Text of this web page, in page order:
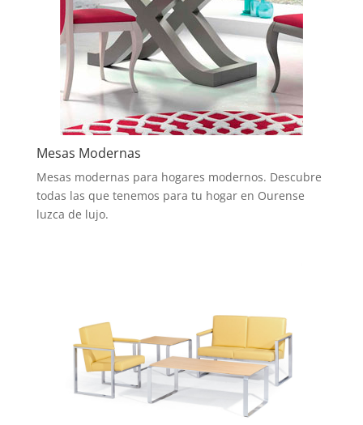
Mesas Modernas
Mesas modernas para hogares modernos. Descubre
todas las que tenemos para tu hogar en Ourense
luzca de lujo.